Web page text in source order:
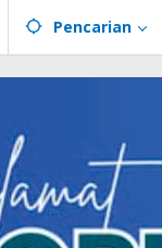
Pencarian